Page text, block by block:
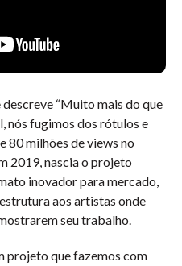
“Muito mais do que
nós fugimos dos rótulos e
80 milhões de views no
2019, nascia o projeto
inovador para mercado,
aos artistas onde
seu trabalho.
projeto que fazemos com